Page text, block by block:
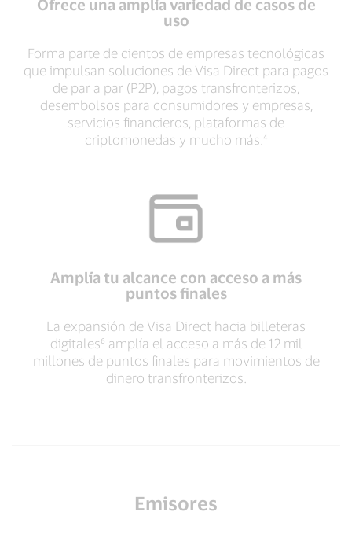
Ofrece una amplia variedad de casos de
uso
Forma parte de cientos de empresas tecnológicas
que impulsan soluciones de Visa Direct para pagos
de par a par (P2P), pagos transfronterizos,
desembolsos para consumidores y empresas,
servicios financieros, plataformas de
criptomonedas y mucho más.⁴
Amplía tu alcance con acceso a más
puntos finales
La expansión de Visa Direct hacia billeteras
digitales⁶ amplía el acceso a más de 12 mil
millones de puntos finales para movimientos de
dinero transfronterizos.
Emisores